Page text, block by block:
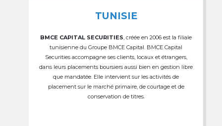
TUNISIE
BMCE CAPITAL SECURITIES , créée en 2006 est la filiale
tunisienne du Groupe BMCE Capital. BMCE Capital
Securities accompagne ses clients, locaux et étrangers,
dans leurs placements boursiers aussi bien en gestion libre
que mandatée. Elle intervient sur les activités de
placement sur le marché primaire, de courtage et de
conservation de titres.